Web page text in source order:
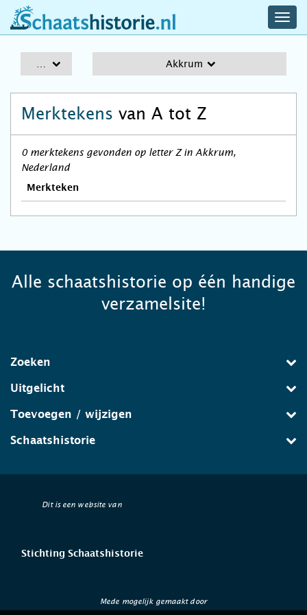
schaatshistorie.nl
Akkrum
Merktekens van A tot Z
0 merktekens gevonden op letter Z in Akkrum,
Nederland
Merkteken
Alle schaatshistorie op één handige
verzamelsite!
Zoeken
Uitgelicht
Toevoegen / wijzigen
Schaatshistorie
Dit is een website van
Stichting Schaatshistorie
Mede mogelijk gemaakt door